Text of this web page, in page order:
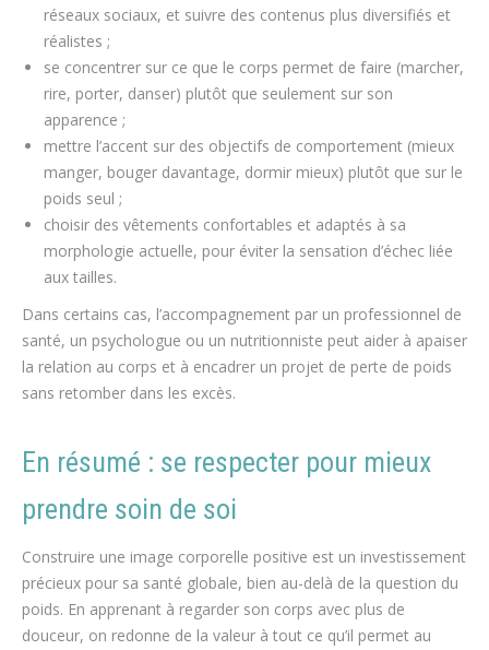
réseaux sociaux, et suivre des contenus plus diversifiés et
réalistes ;
se concentrer sur ce que le corps permet de faire (marcher,
rire, porter, danser) plutôt que seulement sur son
apparence ;
mettre l’accent sur des objectifs de comportement (mieux
manger, bouger davantage, dormir mieux) plutôt que sur le
poids seul ;
choisir des vêtements confortables et adaptés à sa
morphologie actuelle, pour éviter la sensation d’échec liée
aux tailles.
Dans certains cas, l’accompagnement par un professionnel de
santé, un psychologue ou un nutritionniste peut aider à apaiser
la relation au corps et à encadrer un projet de perte de poids
sans retomber dans les excès.
En résumé : se respecter pour mieux
prendre soin de soi
Construire une image corporelle positive est un investissement
précieux pour sa santé globale, bien au-delà de la question du
poids. En apprenant à regarder son corps avec plus de
douceur, on redonne de la valeur à tout ce qu’il permet au